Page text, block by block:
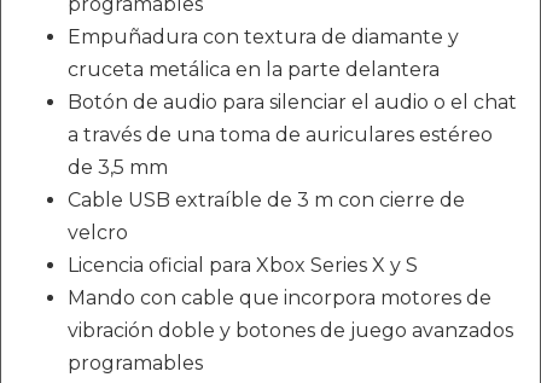
programables
Empuñadura con textura de diamante y
cruceta metálica en la parte delantera
Botón de audio para silenciar el audio o el chat
a través de una toma de auriculares estéreo
de 3,5 mm
Cable USB extraíble de 3 m con cierre de
velcro
Licencia oficial para Xbox Series X y S
Mando con cable que incorpora motores de
vibración doble y botones de juego avanzados
programables